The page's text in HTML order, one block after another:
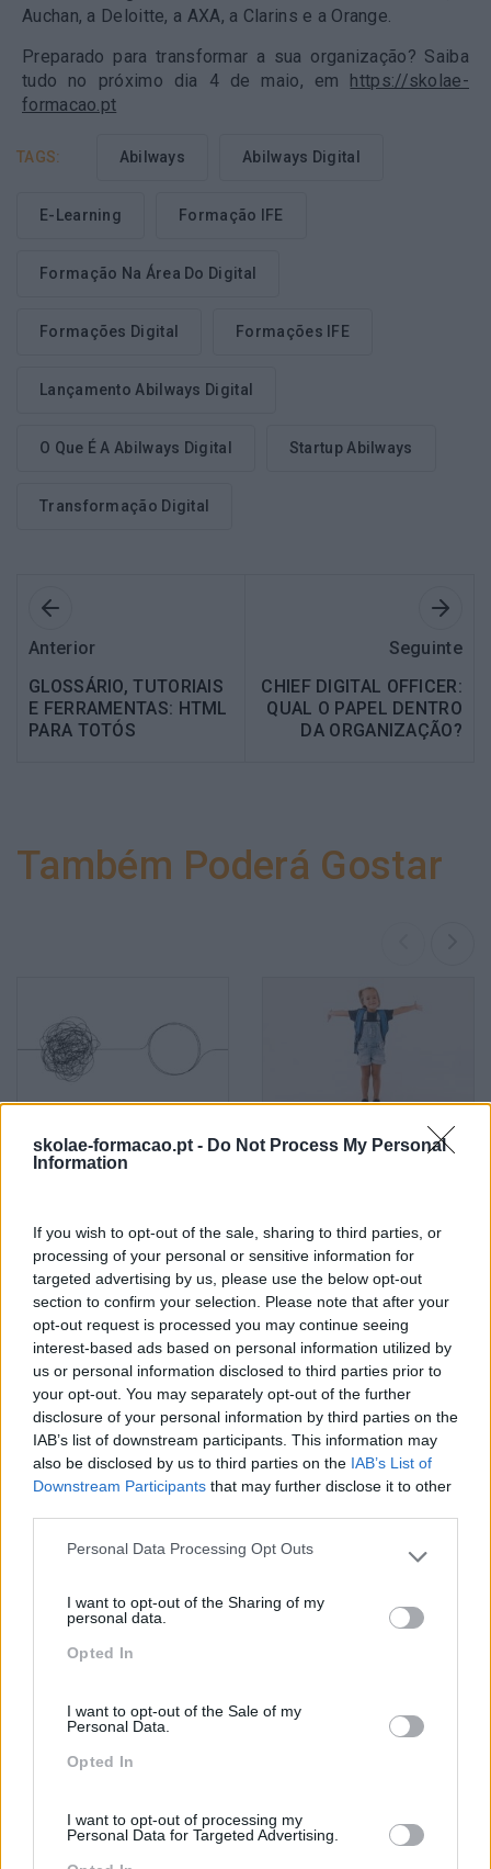
skolae-formacao.pt - Do Not Process My Personal
Information
If you wish to opt-out of the sale, sharing to third parties, or
processing of your personal or sensitive information for
targeted advertising by us, please use the below opt-out
section to confirm your selection. Please note that after your
opt-out request is processed you may continue seeing
interest-based ads based on personal information utilized by
us or personal information disclosed to third parties prior to
your opt-out. You may separately opt-out of the further
disclosure of your personal information by third parties on the
IAB’s list of downstream participants. This information may
also be disclosed by us to third parties on the IAB’s List of
Downstream Participants that may further disclose it to other
Please note that this website/app uses one or more Google
not limited to your visit or usage behaviour. You may click to
grant or deny consent to Google and its third-party tags to
use your data for below specified purposes in below Google
Personal Data Processing Opt Outs
I want to opt-out of the Sharing of my
personal data.
Opted In
I want to opt-out of the Sale of my
Personal Data.
Opted In
I want to opt-out of processing my
Personal Data for Targeted Advertising.
Auchan, a Deloitte, a AXA, a Clarins e a Orange.
Preparado para transformar a sua organização? Saiba
tudo no próximo dia 4 de maio, em https://skolae-
formacao.pt
TAGS: Abilways Abilways Digital
E-Learning Formação IFE
Formação Na Área Do Digital
Formações Digital Formações IFE
Lançamento Abilways Digital
O Que É A Abilways Digital Startup Abilways
Transformação Digital
Anterior
GLOSSÁRIO, TUTORIAIS
E FERRAMENTAS: HTML
PARA TOTÓS
Seguinte
CHIEF DIGITAL OFFICER:
QUAL O PAPEL DENTRO
DA ORGANIZAÇÃO?
Também Poderá Gostar
Novas Ferramentas De
Trabalho Na Investigação:
Energia Para O Regresso
Pesquisa
Categorias Blog
Atendimento E Relação Cliente
Comunicação
Desenvolvimento